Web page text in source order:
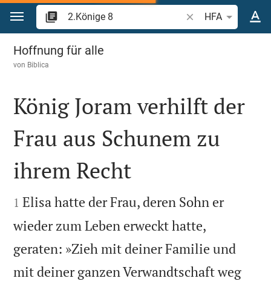
Zum Inhalt springen
Bibelstelle oder
HFA
2.Könige 8
Hoffnung für alle
von Biblica

König Joram verhilft der
Frau aus Schunem zu
ihrem Recht

1 Elisa hatte der Frau, deren Sohn er
wieder zum Leben erweckt hatte,
geraten: »Zieh mit deiner Familie und
mit deiner ganzen Verwandtschaft weg